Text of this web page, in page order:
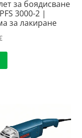
за боядисване
3000-2 |
за лакиране